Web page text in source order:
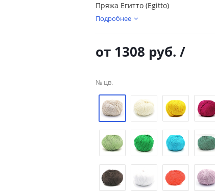
Пряжа Егитто (Egitto)
Подробнее
от 1308 руб. /
№ цв.